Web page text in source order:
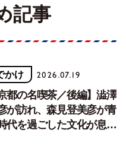
記事
かけ 2026.07.19
京都の名喫茶／後編】澁澤
が訪れ、森見登美彦が青
代を過ごした文化が息づ